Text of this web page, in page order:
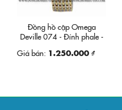
Đồng hồ cặp Omega
Deville 074 - Đính phale -
Giá bán: 1.250.000 ₫